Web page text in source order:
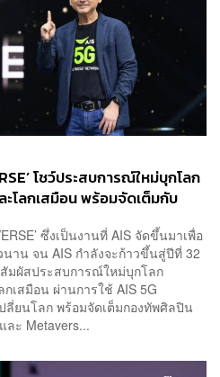
โชว์ประสบการณ์ใหม่บุกโลก
โลกเสมือน พร้อมจัดเต็มกับ
ซึ่งเป็นงานที่ AIS จัดขึ้นมาเพื่อ
าน จน AIS กำลังจะก้าวขึ้นสู่ปีที่ 32
มผัสประสบการณ์ใหม่บุกโลก
เสมือน ผ่านการใช้ AIS 5G
ลี่ยนโลก พร้อมจัดเต็มกองทัพศิลปิน
ละ Metavers...